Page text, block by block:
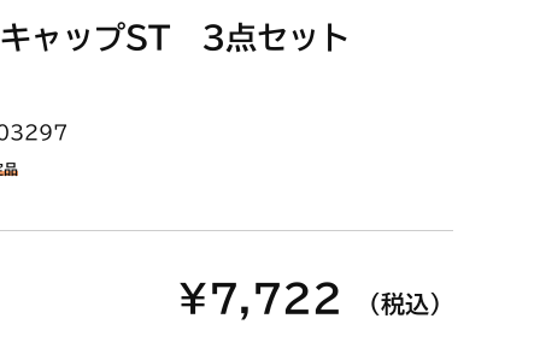
キャップST 3点セット
品
¥7,722 （税込）